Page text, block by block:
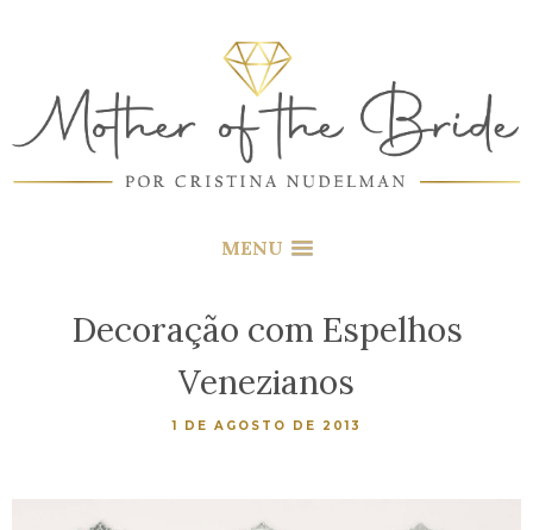
MENU
Decoração com Espelhos
Venezianos
1 DE AGOSTO DE 2013